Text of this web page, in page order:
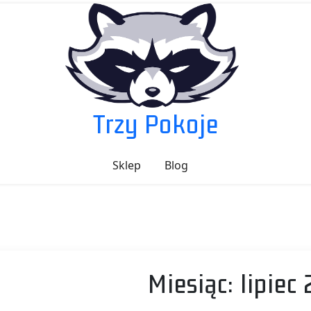
Trzy Pokoje
Sklep Blog
Miesiąc: lipiec